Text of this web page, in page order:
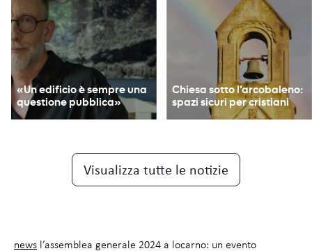
«Un edificio è sempre una
questione pubblica»
Chiesa sotto l’arcobaleno:
spazi sicuri per cristiani
Visualizza tutte le notizie
news l’assemblea generale 2024 a locarno: un evento